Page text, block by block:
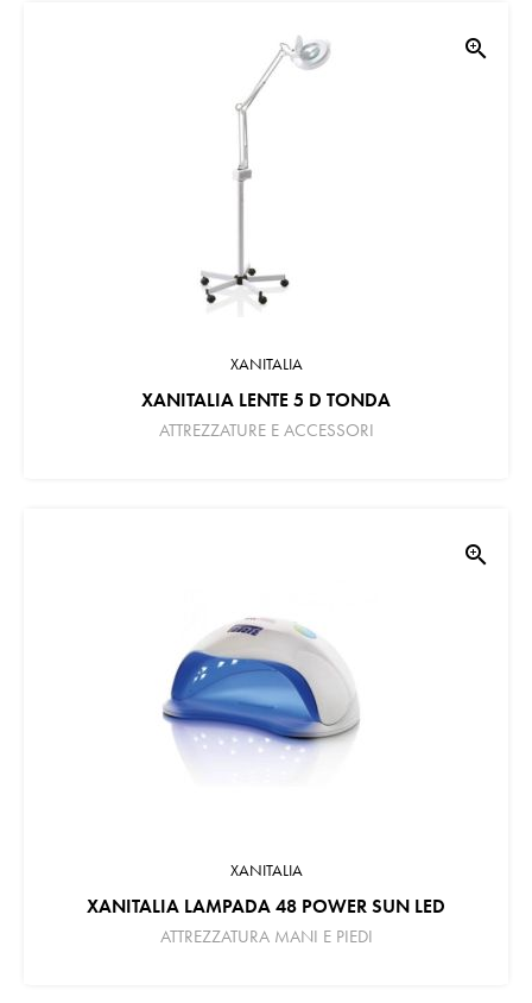
zoom_in
XANITALIA
XANITALIA LENTE 5 D TONDA
ATTREZZATURE E ACCESSORI
zoom_in
XANITALIA
XANITALIA LAMPADA 48 POWER SUN LED
ATTREZZATURA MANI E PIEDI